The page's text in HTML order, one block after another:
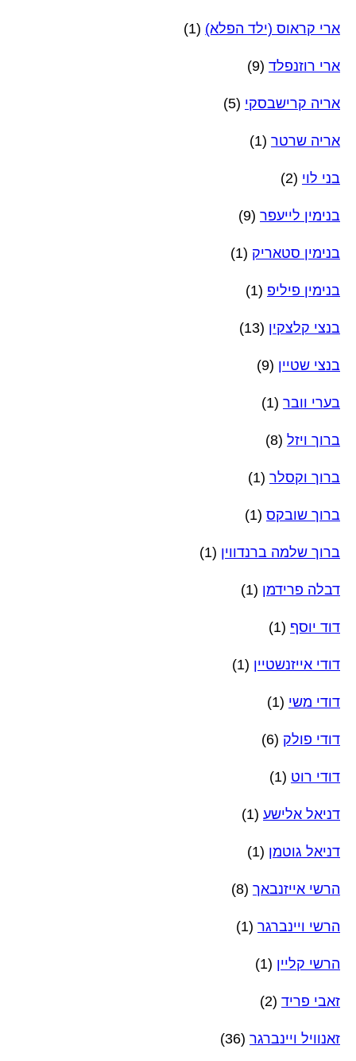
ארי קראוס (ילד הפלא) (1)
ארי רוזנפלד (9)
אריה קרישבסקי (5)
אריה שרטר (1)
בני לוי (2)
בנימין לייעפר (9)
בנימין סטאריק (1)
בנימין פיליפ (1)
בנצי קלצקין (13)
בנצי שטיין (9)
בערי וובר (1)
ברוך ויזל (8)
ברוך וקסלר (1)
ברוך שובקס (1)
ברוך שלמה ברנדווין (1)
דבלה פרידמן (1)
דוד יוסף (1)
דודי אייזנשטיין (1)
דודי משי (1)
דודי פולק (6)
דודי רוט (1)
דניאל אלישע (1)
דניאל גוטמן (1)
הרשי אייזנבאך (8)
הרשי ויינברגר (1)
הרשי קליין (1)
זאבי פריד (2)
זאנוויל ויינברגר (36)